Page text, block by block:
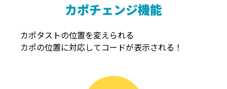
カポチェンジ機能
カポタストの位置を変えられる
カポの位置に対応してコードが表示される！